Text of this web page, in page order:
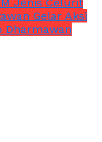
Gelar Aksi
Dharmawan